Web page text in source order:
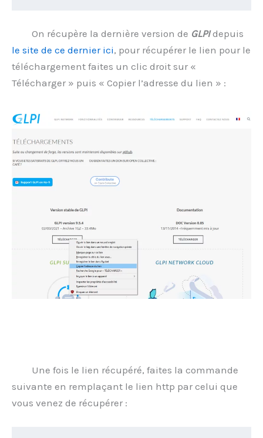
On récupère la dernière version de GLPIdepuis
le site de ce dernier ici, pour récupérer le lien pour le
téléchargement faites un clic droit sur «
Télécharger » puis « Copier l’adresse du lien » :
Une fois le lien récupéré, faites la commande
suivante en remplaçant le lien http par celui que
vous venez de récupérer :